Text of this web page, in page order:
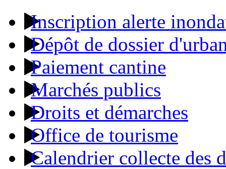
Inscription alerte
Dépôt de dossier
Paiement cantine
Marchés publics
Droits et démarches
Office de tourisme
Calendrier collecte des